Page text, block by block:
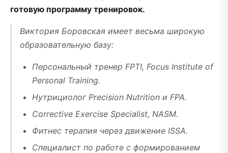
готовую программу тренировок.
Виктория Боровская имеет весьма широкую
образовательную базу:
Персональный тренер FPTI, Focus Institute of
Personal Training.
Нутрициолог Precision Nutrition и FPA.
Corrective Exercise Specialist, NASM.
Фитнес терапия через движение ISSA.
Специалист по работе с формированием